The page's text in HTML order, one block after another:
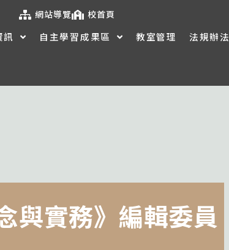
網站導覽 校首頁
訊 自主學習成果區 教室管理 法規辦法
與實務》編輯委員